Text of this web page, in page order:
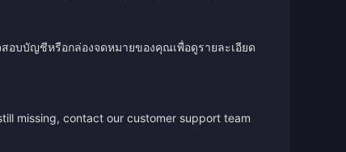
อบบัญชีหรือกล่องจดหมายของคุณเพื่อดูรายละเอียด
missing, contact our customer support team